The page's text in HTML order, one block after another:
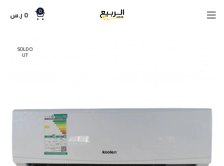
0
0 ر.س
SOLD O
UT